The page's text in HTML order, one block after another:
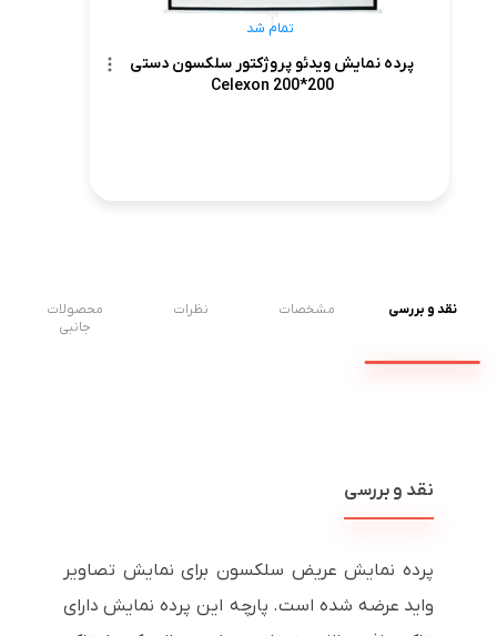
پرده نمایش ویدئو پروژکتور سلکسون دستی
200*200 Celexon
تمام شد
نقد و بررسی مشخصات نظرات
محصولات
جانبی
نقد و بررسی
پرده نمایش عریض سلکسون برای نمایش تصاویر
واید عرضه شده است. پارچه این پرده نمایش دارای